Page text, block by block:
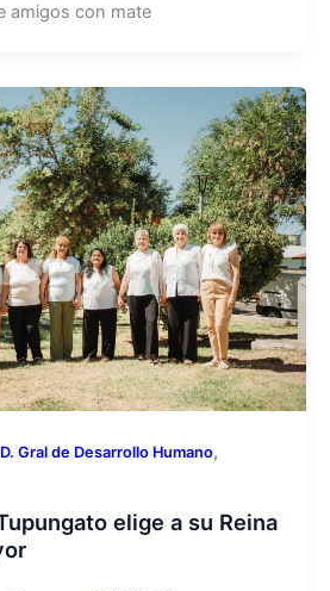
amigos con mate
D. Gral de Desarrollo Humano,
elige a su Reina